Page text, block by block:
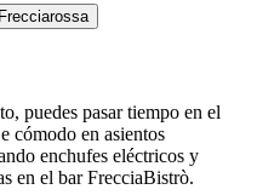
Frecciarossa
puedes pasar tiempo en el
cómodo en asientos
enchufes eléctricos y
en el bar FrecciaBistrò.